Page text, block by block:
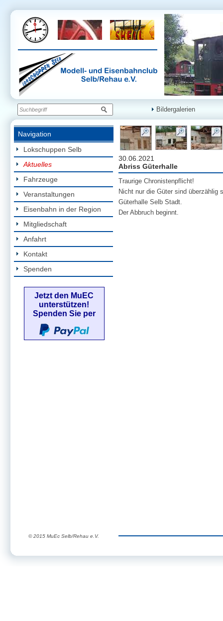
Bildergalerien
Navigation
Lokschuppen Selb
Aktuelles
Fahrzeuge
Veranstaltungen
Eisenbahn in der Region
Mitgliedschaft
Anfahrt
Kontakt
Spenden
Jetzt den MuEC
unterstützen!
Spenden Sie per
30.06.2021
Abriss Güterhalle
Traurige Chronistenpflicht!
Nicht nur die Güter sind überzählig
Güterhalle Selb Stadt.
Der Abbruch beginnt.
© 2015 MuEc Selb/Rehau e.V.